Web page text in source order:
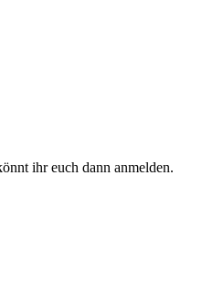
ihr euch dann anmelden.